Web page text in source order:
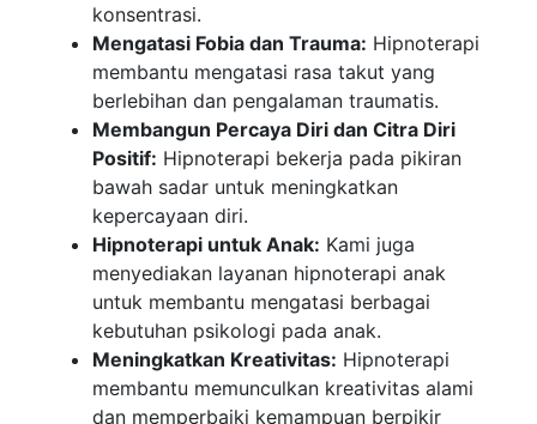
konsentrasi.
Mengatasi Fobia dan Trauma: Hipnoterapi
membantu mengatasi rasa takut yang
berlebihan dan pengalaman traumatis.
Membangun Percaya Diri dan Citra Diri
Positif: Hipnoterapi bekerja pada pikiran
bawah sadar untuk meningkatkan
kepercayaan diri.
Hipnoterapi untuk Anak: Kami juga
menyediakan layanan hipnoterapi anak
untuk membantu mengatasi berbagai
kebutuhan psikologi pada anak.
Meningkatkan Kreativitas: Hipnoterapi
membantu memunculkan kreativitas alami
dan memperbaiki kemampuan berpikir